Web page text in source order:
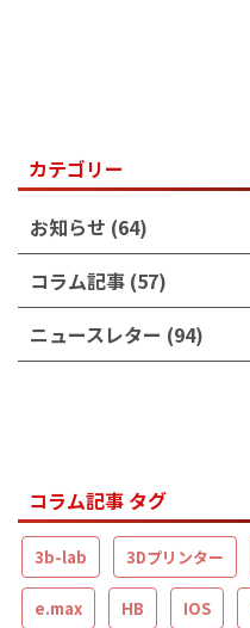
カテゴリー
お知らせ (64)
コラム記事 (57)
ニュースレター (94)
コラム記事 タグ
3b-lab 3Dプリンター
e.max HB IOS